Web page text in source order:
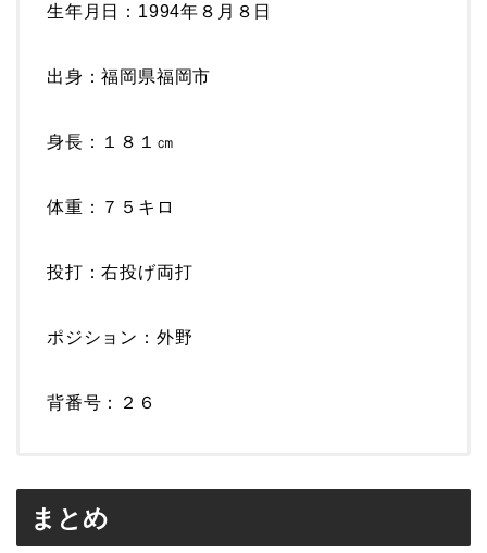
生年月日：1994年８月８日
出身：福岡県福岡市
身長：１８１㎝
体重：７５キロ
投打：右投げ両打
ポジション：外野
背番号：２６
まとめ